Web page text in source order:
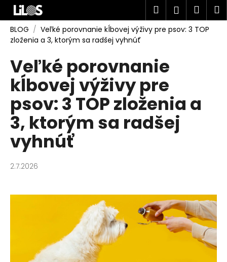
Prejsť
obsah
Hľadať
košík
BLOG / Veľké porovnanie kĺbovej výživy pre psov: 3 TOP
zloženia a 3, ktorým sa radšej vyhnúť
Veľké porovnanie
kĺbovej výživy pre
psov: 3 TOP zloženia a
3, ktorým sa radšej
vyhnúť
2.7.2026
o Späť
Späť
o
p
o
t
r
e
b
u
j
t